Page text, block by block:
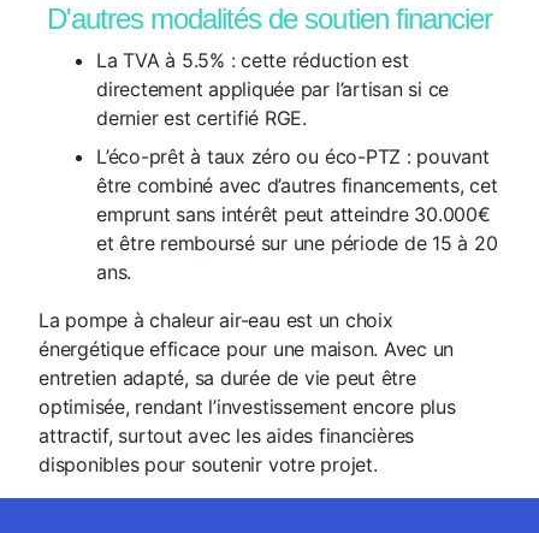
D'autres modalités de soutien financier
La TVA à 5.5% : cette réduction est
directement appliquée par l’artisan si ce
dernier est certifié RGE.
L’éco-prêt à taux zéro ou éco-PTZ : pouvant
être combiné avec d’autres financements, cet
emprunt sans intérêt peut atteindre 30.000€
et être remboursé sur une période de 15 à 20
ans.
La pompe à chaleur air-eau est un choix
énergétique efficace pour une maison. Avec un
entretien adapté, sa durée de vie peut être
optimisée, rendant l’investissement encore plus
attractif, surtout avec les aides financières
disponibles pour soutenir votre projet.